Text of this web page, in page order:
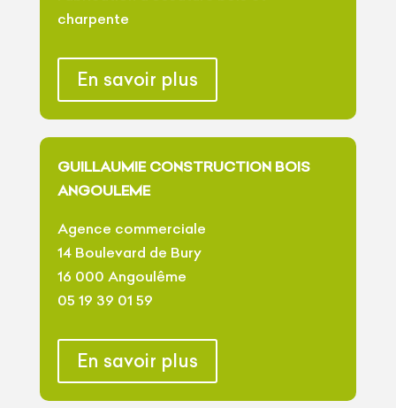
charpente
En savoir plus
GUILLAUMIE CONSTRUCTION BOIS
ANGOULEME
Agence commerciale
14 Boulevard de Bury
16 000 Angoulême
05 19 39 01 59
En savoir plus